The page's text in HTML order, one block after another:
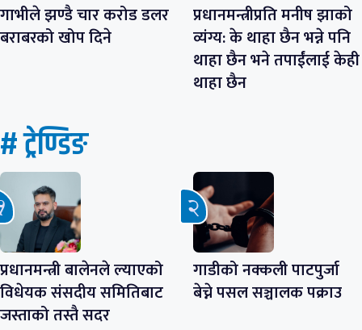
गाभीले झण्डै चार करोड डलर
बराबरको खोप दिने
प्रधानमन्त्रीप्रति मनीष झाको
व्यंग्य: के थाहा छैन भन्ने पनि
थाहा छैन भने तपाईंलाई केही
थाहा छैन
# ट्रेण्डिङ
प्रधानमन्त्री बालेनले ल्याएको
विधेयक संसदीय समितिबाट
जस्ताको तस्तै सदर
गाडीको नक्कली पाटपुर्जा
बेच्ने पसल सञ्चालक पक्राउ